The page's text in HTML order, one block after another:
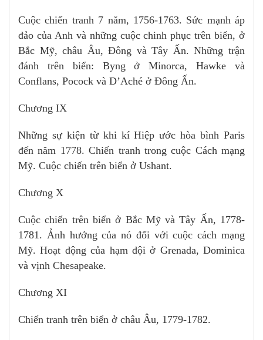
Cuộc chiến tranh 7 năm, 1756-1763. Sức mạnh áp
đảo của Anh và những cuộc chinh phục trên biển, ở
Bắc Mỹ, châu Âu, Đông và Tây Ấn. Những trận
đánh trên biển: Byng ở Minorca, Hawke và
Conflans, Pocock và D’Aché ở Đông Ấn.
Chương IX
Những sự kiện từ khi kí Hiệp ước hòa bình Paris
đến năm 1778. Chiến tranh trong cuộc Cách mạng
Mỹ. Cuộc chiến trên biển ở Ushant.
Chương X
Cuộc chiến trên biển ở Bắc Mỹ và Tây Ấn, 1778-
1781. Ảnh hưởng của nó đối với cuộc cách mạng
Mỹ. Hoạt động của hạm đội ở Grenada, Dominica
và vịnh Chesapeake.
Chương XI
Chiến tranh trên biển ở châu Âu, 1779-1782.